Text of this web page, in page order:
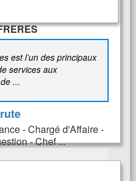
est l’un des principaux
services aux
...
- Chargé d'Affaire -
- Chef ...